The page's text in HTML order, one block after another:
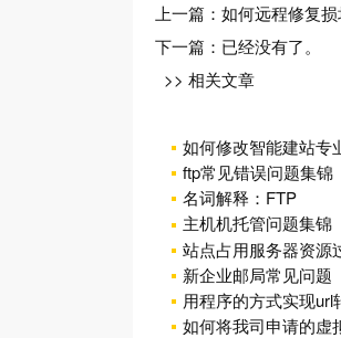
上一篇： 如何远程修复
下一篇：已经没有了。
>> 相关文章
如何修改智能建站专
ftp常见错误问题集锦
名词解释：FTP
主机机托管问题集锦
站点占用服务器资源
新企业邮局常见问题
用程序的方式实现url
如何将我司申请的虚